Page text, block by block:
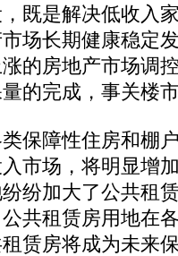
是解决低收入
场长期健康稳定
的房地产市场调
的完成，事关楼
障性住房和棚
市场，将明显增
纷加大了公共租
共租赁房用地在
赁房将成为未来